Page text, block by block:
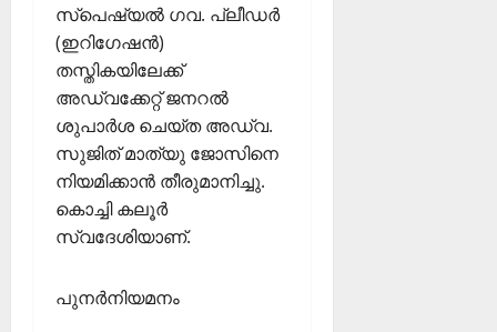
സ്പെഷ്യല്‍ ഗവ. പ്ലീഡര്‍
(ഇറിഗേഷന്‍)
തസ്തികയിലേക്ക്
അഡ്വക്കേറ്റ് ജനറല്‍
ശുപാര്‍ശ ചെയ്ത അഡ്വ.
സുജിത് മാത്യു ജോസിനെ
നിയമിക്കാന്‍ തീരുമാനിച്ചു.
കൊച്ചി കലൂര്‍
സ്വദേശിയാണ്.
പുനര്‍നിയമനം